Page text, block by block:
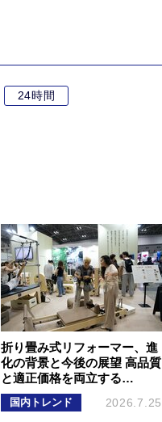
24時間
折り畳み式リフォーマー、進
化の背景と今後の展望 高品質
と適正価格を両立する…
国内トレンド 2026.7.25